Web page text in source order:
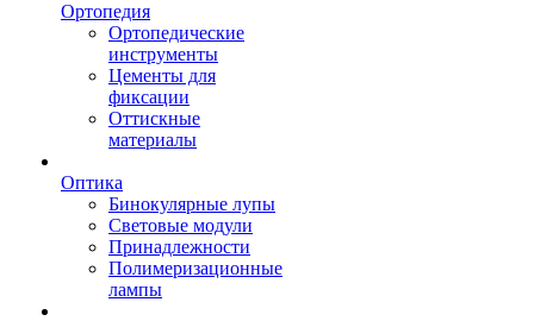
Ортопедия
Ортопедические
инструменты
Цементы для
фиксации
Оттискные
материалы
Оптика
Бинокулярные лупы
Световые модули
Принадлежности
Полимеризационные
лампы